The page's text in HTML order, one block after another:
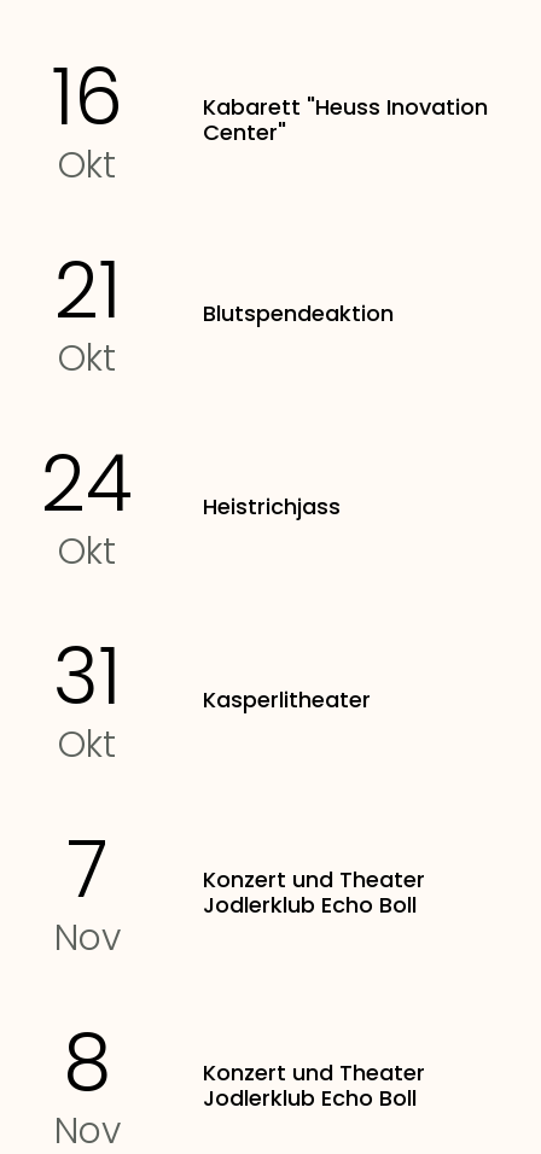
16
Okt
Kabarett "Heuss Inovation
Center"
21
Okt
Blutspendeaktion
24
Okt
Heistrichjass
31
Okt
Kasperlitheater
7
Nov
Konzert und Theater
Jodlerklub Echo Boll
8
Nov
Konzert und Theater
Jodlerklub Echo Boll